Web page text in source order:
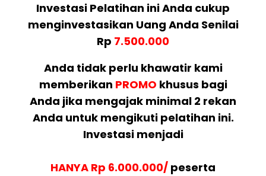
Investasi Pelatihan ini Anda cukup
menginvestasikan Uang Anda Senilai
Rp 7.500.000
Anda tidak perlu khawatir kami
memberikan PROMO khusus bagi
Anda jika mengajak minimal 2 rekan
Anda untuk mengikuti pelatihan ini.
Investasi menjadi
HANYA Rp 6.000.000/ peserta